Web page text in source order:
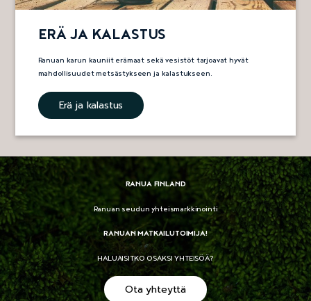
ERÄ JA KALASTUS
Ranuan karun kauniit erämaat sekä vesistöt tarjoavat hyvät
mahdollisuudet metsästykseen ja kalastukseen.
Erä ja kalastus
RANUA FINLAND
Ranuan seudun yhteismarkkinointi
RANUAN MATKAILUTOIMIJA!
HALUAISITKO OSAKSI YHTEISÖÄ?
Ota yhteyttä